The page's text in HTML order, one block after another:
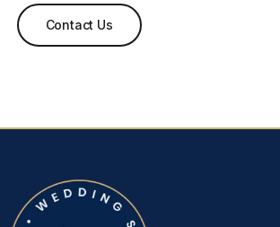
Contact Us